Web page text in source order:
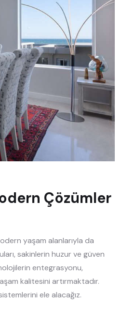
Çözümler
yaşam alanlarıyla da
sakinlerin huzur ve güven
entegrasyonu,
kalitesini artırmaktadır.
ele alacağız.